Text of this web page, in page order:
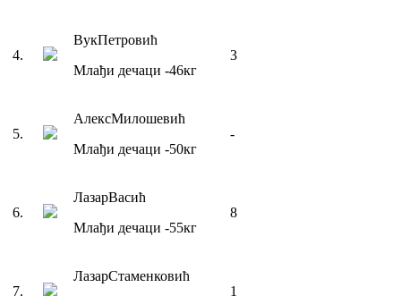
4.
ВукПетровић
Млађи дечаци -46кг
3
5.
АлексМилошевић
Млађи дечаци -50кг
-
6.
ЛазарВасић
Млађи дечаци -55кг
8
7.
ЛазарСтаменковић
1